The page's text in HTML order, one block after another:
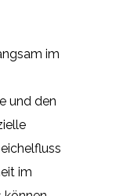
im
und den
im